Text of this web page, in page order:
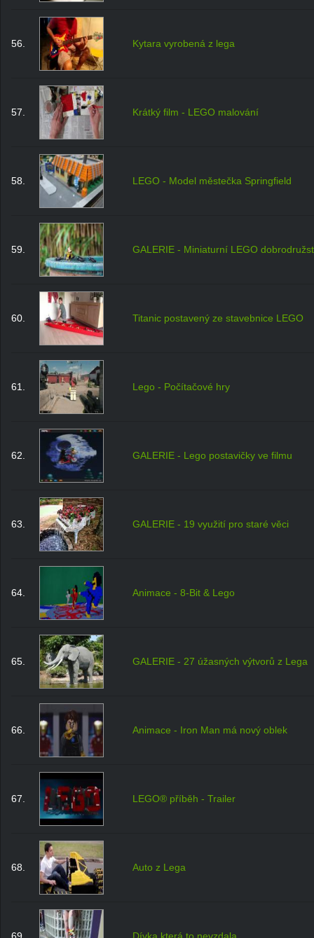
56. Kytara vyrobená z lega
57. Krátký film - LEGO malování
58. LEGO - Model městečka Springfield
59. GALERIE - Miniaturní LEGO
60. Titanic postavený ze stavebnice LEGO
61. Lego - Počítačové hry
62. GALERIE - Lego postavičky ve filmu
63. GALERIE - 19 využití pro staré věci
64. Animace - 8-Bit & Lego
65. GALERIE - 27 úžasných výtvorů z Lega
66. Animace - Iron Man má nový oblek
67. LEGO® příběh - Trailer
68. Auto z Lega
69. Dívka která to nevzdala